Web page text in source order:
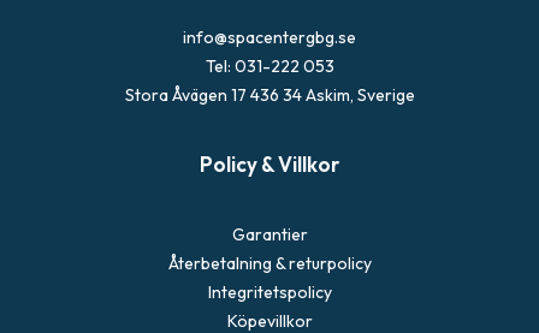
info@spacentergbg.se
Tel: 031-222 053
Stora Åvägen 17 436 34 Askim, Sverige
Policy & Villkor
Garantier
Återbetalning & returpolicy
Integritetspolicy
Köpevillkor